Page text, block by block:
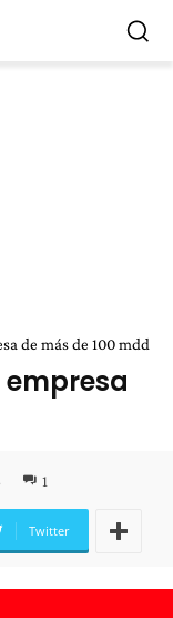
de más de 100 mdd
empresa
1
Twitter